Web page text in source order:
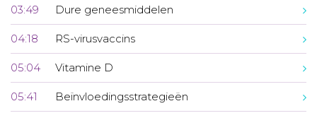
03:49 Dure geneesmiddelen
04:18 RS-virusvaccins
05:04 Vitamine D
05:41 Beïnvloedingsstrategieën